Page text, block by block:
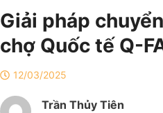
Giải pháp
chợ Quốc tế Q-
12/03/2025
Trần Thủy Tiên